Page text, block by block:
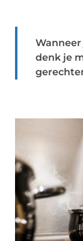
denk je